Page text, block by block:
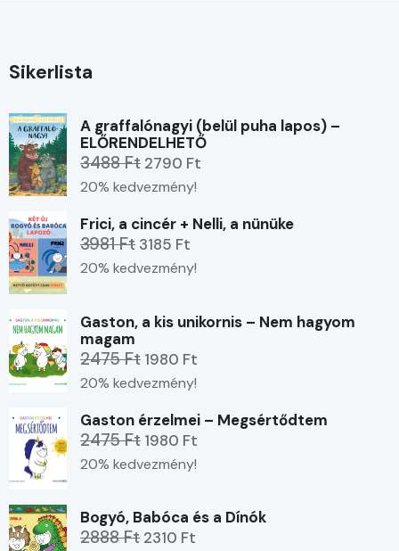
Sikerlista
A graffalónagyi (belül puha lapos) –
ELŐRENDELHETŐ
3488 Ft 2790 Ft
20% kedvezmény!
Frici, a cincér + Nelli, a nünüke
3981 Ft 3185 Ft
20% kedvezmény!
Gaston, a kis unikornis – Nem hagyom
magam
2475 Ft 1980 Ft
20% kedvezmény!
Gaston érzelmei – Megsértődtem
2475 Ft 1980 Ft
20% kedvezmény!
Bogyó, Babóca és a Dínók
2888 Ft 2310 Ft